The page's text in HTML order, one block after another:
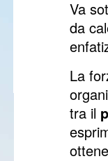
Va
da
La
tra il